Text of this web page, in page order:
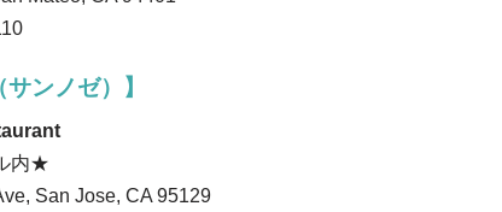
ンノゼ）】
内★
San Jose, CA 95129